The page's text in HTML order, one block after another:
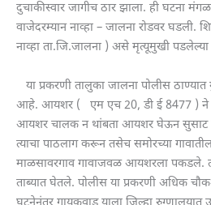
दुचाकीस्वार जागीच ठार झाला. ही घटना
वाजेदरम्यान नाव्हा – जालना रोडवर घडली.
नाव्हा ता.जि.जालना ) असे मृत्यूमुखी
या प्रकरणी तालुका जालना पोलीस
आहे. आयशर ( एम एच 20, डी ई 8477 ) ने
आयशर चालक न थांबता आयशर घेऊन सुसाट
त्याचा पाठलाग करून तसेच समोरच्या
माळसावरगाव गावाजवळ आयशरला पकडले.
ताब्यात घेतले. पोलीस या प्रकरणी अधिक